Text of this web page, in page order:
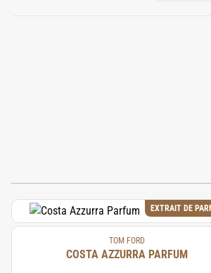
ALCOHOL
EUGENOL,
EXTRAIT DE
TOM FORD
COSTA AZZURRA PARFUM